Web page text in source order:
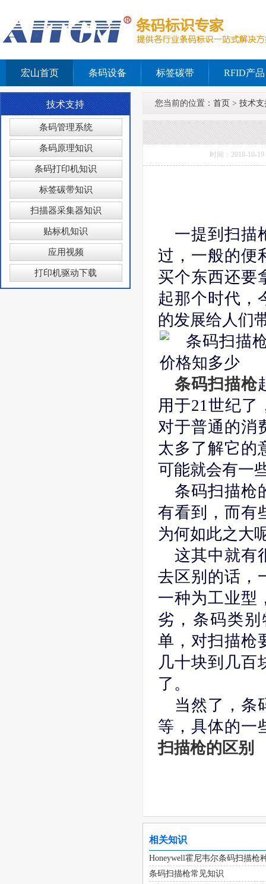
宏山首页 条码设备 标签碳带 RFID产品
技术支持
条码管理系统
条码原理知识
条码打印机知识
标签碳带知识
扫描器采集器知识
贴标机知识
应用视频
打印机驱动下载
您当前的位置： 首页 > 技术支
时间：2018-10-
一提到扫描
过，一般的便
买个东西还要
起那个时代，
的发展给人们
条码扫描枪
用于21世纪了
对于普通的消
太多了解它的
可能就会有一
条码扫描枪
有看到，而有
为何如此之大
这其中就有
去区别的话，
一种为工业型
劣，条码类
单，对扫描枪
几十块到几百
了。
当然了，条
等，具体的一
扫描枪的区别
相关知识
Honeywell霍尼韦尔条码扫描枪
条码扫描枪常见知识